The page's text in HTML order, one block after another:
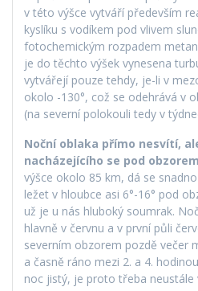
v této výšce vytváří především
kyslíku s vodíkem pod vlivem
fotochemickým rozpadem
je do těchto výšek vynesena
vytvářejí pouze tehdy, je-li v
okolo -130°, což se odehrává v
(na severní polokouli tedy v
Noční oblaka přímo nesvítí,
nacházejícího se pod
výšce okolo 85 km, dá se
ležet v hloubce asi 6°-16° pod
už je u nás hluboký soumrak.
hlavně v červnu a v první půli
severním obzorem pozdě večer
a časně ráno mezi 2. a 4.
noc jistý, je proto třeba neustále